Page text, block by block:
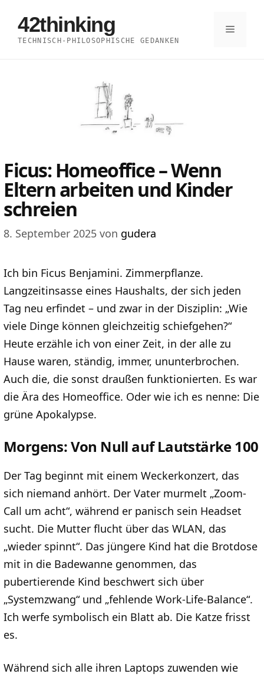
Inhalt
springen
42thinking
TECHNISCH-PHILOSOPHISCHE GEDANKEN
Menü
Ficus: Homeoffice – Wenn
Eltern arbeiten und Kinder
schreien
8. September 2025 von gudera
Ich bin Ficus Benjamini. Zimmerpflanze.
Langzeitinsasse eines Haushalts, der sich jeden
Tag neu erfindet – und zwar in der Disziplin: „Wie
viele Dinge können gleichzeitig schiefgehen?“
Heute erzähle ich von einer Zeit, in der alle zu
Hause waren, ständig, immer, ununterbrochen.
Auch die, die sonst draußen funktionierten. Es war
die Ära des Homeoffice. Oder wie ich es nenne: Die
grüne Apokalypse.
Morgens: Von Null auf Lautstärke 100
Der Tag beginnt mit einem Weckerkonzert, das
sich niemand anhört. Der Vater murmelt „Zoom-
Call um acht“, während er panisch sein Headset
sucht. Die Mutter flucht über das WLAN, das
„wieder spinnt“. Das jüngere Kind hat die Brotdose
mit in die Badewanne genommen, das
pubertierende Kind beschwert sich über
„Systemzwang“ und „fehlende Work-Life-Balance“.
Ich werfe symbolisch ein Blatt ab. Die Katze frisst
es.
Während sich alle ihren Laptops zuwenden wie